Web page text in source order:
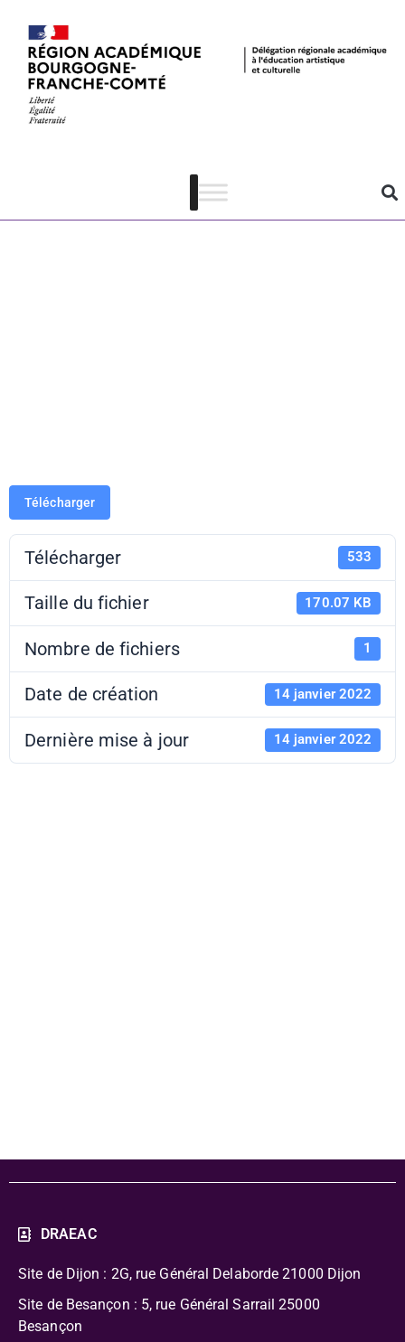
Exemples de
réalisations
dans le cadre
Télécharger
Télécharger 533
Taille du fichier 170.07 KB
Nombre de fichiers 1
Date de création 14 janvier 2022
Dernière mise à jour 14 janvier 2022
DRAEAC
Site de Dijon : 2G, rue Général Delaborde 21000 Dijon
Site de Besançon : 5, rue Général Sarrail 25000
Besançon